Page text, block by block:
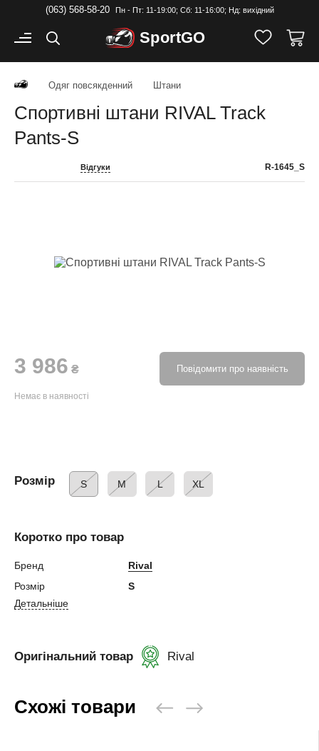
(063) 568-58-20 Пн - Пт: 11-19:00; Cб: 11-16:00; Нд: вихідний
SportGO
Одяг повсякденний Штани
Спортивні штани RIVAL Track
Pants-S
Відгуки R-1645_S
3 986 ₴
Немає в наявності
Повідомити про наявність
Розмір S M L XL
Коротко про товар
Бренд
Rival
Розмір
S
Детальніше
Оригінальний товар Rival
Схожі товари